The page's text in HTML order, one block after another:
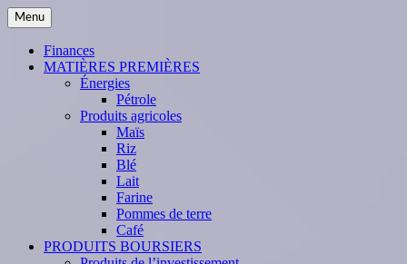
Skip
to
content
Menu
Finances
MATIÈRES PREMIÈRES
Énergies
Pétrole
Produits agricoles
Maïs
Riz
Blé
Lait
Farine
Pommes de terre
Café
PRODUITS BOURSIERS